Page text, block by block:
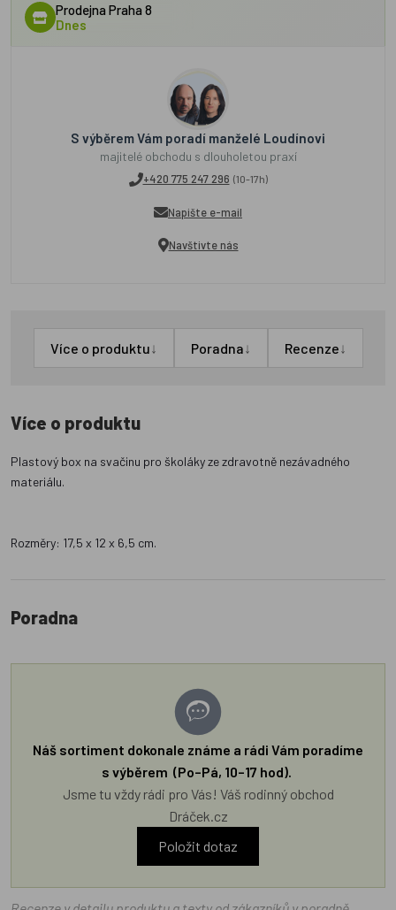
Prodejna Praha 8
Dnes
S výběrem Vám poradí manželé Loudínovi
majitelé obchodu s dlouholetou praxí
+420 775 247 296 (10-17h)
Napište e-mail
Navštivte nás
Více o produktu↓ Poradna↓ Recenze↓
Více o produktu
Plastový box na svačinu pro školáky ze zdravotně nezávadného
materiálu.
Rozměry: 17,5 x 12 x 6,5 cm.
Poradna
Náš sortiment dokonale známe a rádi Vám poradíme
s výběrem (Po–Pá, 10–17 hod).
Jsme tu vždy rádi pro Vás! Váš rodinný obchod
Dráček.cz
Položit dotaz